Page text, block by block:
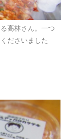
高林さん。一つ
ださいました